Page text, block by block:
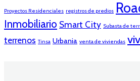
Proyectos Residenciales registros de predios
Inmobiliario Smart City Subasta de
terrenos Tinsa Urbania venta de viviendas